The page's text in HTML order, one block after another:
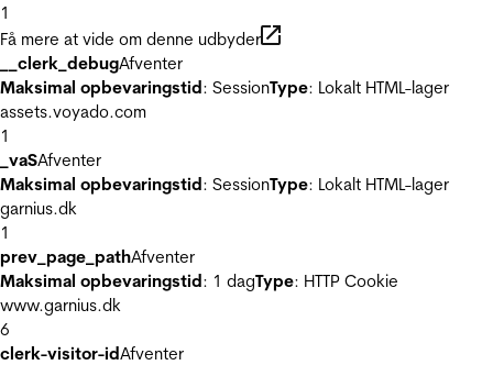
1
Få mere at vide om denne udbyder
__clerk_debugAfventer
Maksimal opbevaringstid: SessionType: Lokalt HTML-lager
assets.voyado.com
1
_vaSAfventer
Maksimal opbevaringstid: SessionType: Lokalt HTML-lager
garnius.dk
1
prev_page_pathAfventer
Maksimal opbevaringstid: 1 dagType: HTTP Cookie
www.garnius.dk
6
clerk-visitor-idAfventer